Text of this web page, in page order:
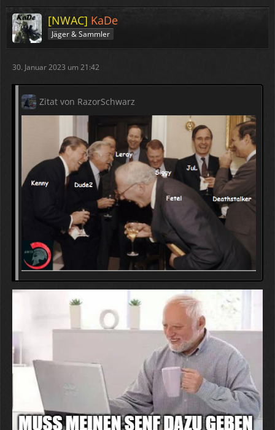
[NWAC] KaDe
Jäger & Sammler
30. Januar 2023 um 21:42
Zitat von RazorSchwarz